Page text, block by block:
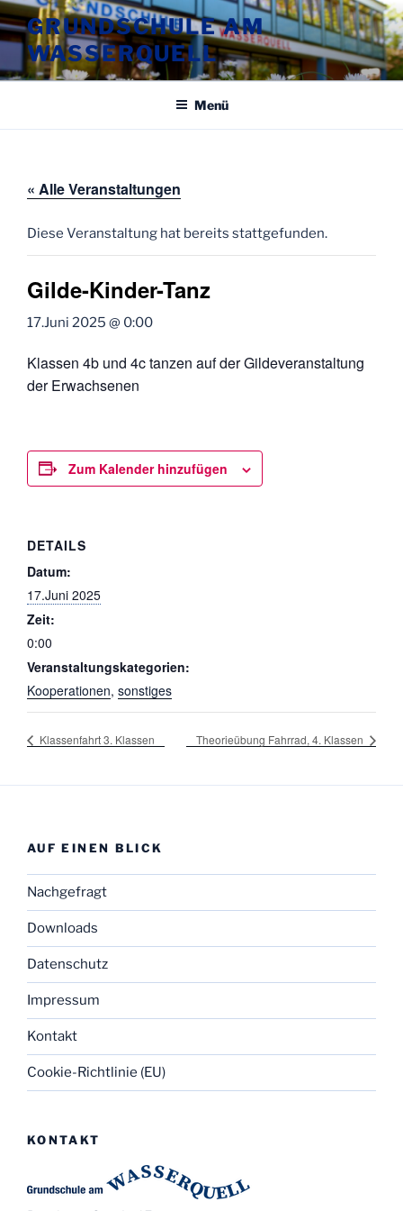
Zum
Inhalt
springen
GRUNDSCHULE AM
WASSERQUELL
Menü
« Alle Veranstaltungen
Diese Veranstaltung hat bereits stattgefunden.
Gilde-Kinder-Tanz
17.Juni 2025 @ 0:00
Klassen 4b und 4c tanzen auf der Gildeveranstaltung
der Erwachsenen
Zum Kalender hinzufügen
DETAILS
Datum:
17.Juni 2025
Zeit:
0:00
Veranstaltungskategorien:
Kooperationen, sonstiges
Klassenfahrt 3. Klassen Theorieübung Fahrrad, 4. Klassen
AUF EINEN BLICK
Nachgefragt
Downloads
Datenschutz
Impressum
Kontakt
Cookie-Richtlinie (EU)
KONTAKT